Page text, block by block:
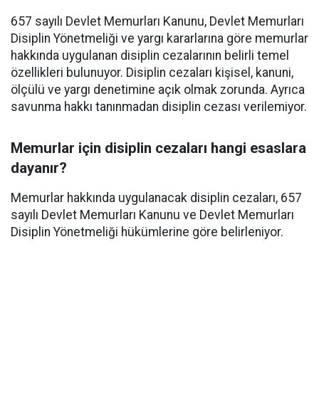
657 sayılı Devlet Memurları Kanunu, Devlet Memurları
Disiplin Yönetmeliği ve yargı kararlarına göre memurlar
hakkında uygulanan disiplin cezalarının belirli temel
özellikleri bulunuyor. Disiplin cezaları kişisel, kanuni,
ölçülü ve yargı denetimine açık olmak zorunda. Ayrıca
savunma hakkı tanınmadan disiplin cezası verilemiyor.
Memurlar için disiplin cezaları hangi esaslara
dayanır?
Memurlar hakkında uygulanacak disiplin cezaları, 657
sayılı Devlet Memurları Kanunu ve Devlet Memurları
Disiplin Yönetmeliği hükümlerine göre belirleniyor.